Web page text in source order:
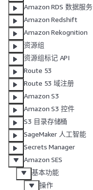
Amazon RDS 数据服务
Amazon Redshift
Amazon Rekognition
资源组
资源组标记 API
Route 53
Route 53 域注册
Amazon S3
Amazon S3 控件
S3 目录存储桶
SageMaker 人工智能
Secrets Manager
Amazon SES
基本功能
操作